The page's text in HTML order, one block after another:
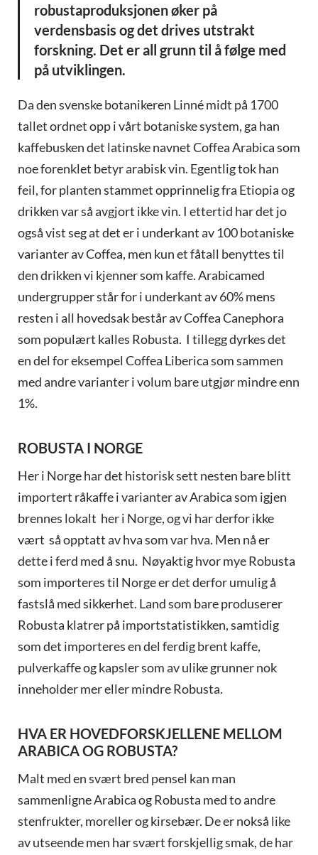
robustaproduksjonen øker på
verdensbasis og det drives utstrakt
forskning. Det er all grunn til å følge med
på utviklingen.
Da den svenske botanikeren Linné midt på 1700
tallet ordnet opp i vårt botaniske system, ga han
kaffebusken det latinske navnet Coffea Arabica som
noe forenklet betyr arabisk vin. Egentlig tok han
feil, for planten stammet opprinnelig fra Etiopia og
drikken var så avgjort ikke vin. I ettertid har det jo
også vist seg at det er i underkant av 100 botaniske
varianter av Coffea, men kun et fåtall benyttes til
den drikken vi kjenner som kaffe. Arabicamed
undergrupper står for i underkant av 60% mens
resten i all hovedsak består av Coffea Canephora
som populært kalles Robusta. I tillegg dyrkes det
en del for eksempel Coffea Liberica som sammen
med andre varianter i volum bare utgjør mindre enn
1%.
ROBUSTA I NORGE
Her i Norge har det historisk sett nesten bare blitt
importert råkaffe i varianter av Arabica som igjen
brennes lokalt her i Norge, og vi har derfor ikke
vært så opptatt av hva som var hva. Men nå er
dette i ferd med å snu. Nøyaktig hvor mye Robusta
som importeres til Norge er det derfor umulig å
fastslå med sikkerhet. Land som bare produserer
Robusta klatrer på importstatistikken, samtidig
som det importeres en del ferdig brent kaffe,
pulverkaffe og kapsler som av ulike grunner nok
inneholder mer eller mindre Robusta.
HVA ER HOVEDFORSKJELLENE MELLOM
ARABICA OG ROBUSTA?
Malt med en svært bred pensel kan man
sammenligne Arabica og Robusta med to andre
stenfrukter, moreller og kirsebær. De er nokså like
av utseende men har svært forskjellig smak, de har